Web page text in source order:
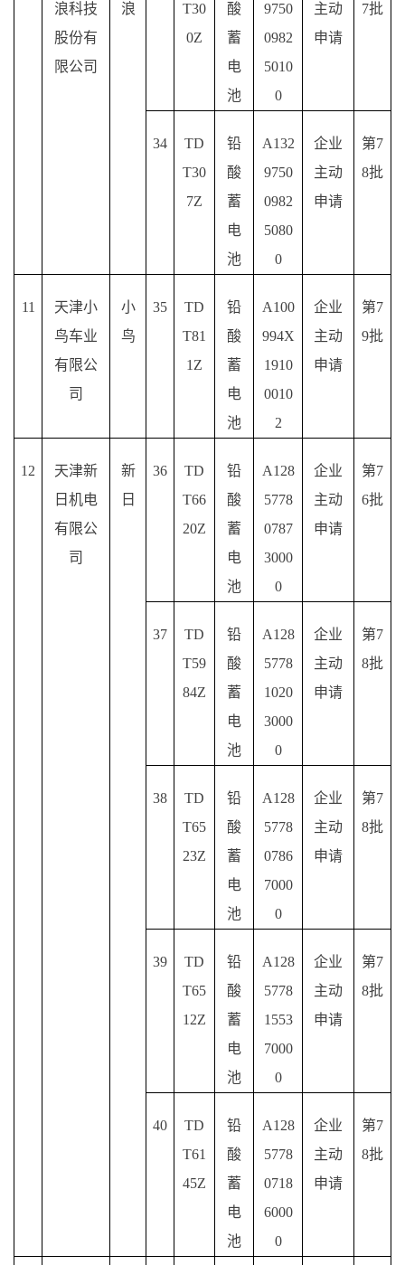
浪科技
股份有
限公司
浪
T30
0Z
酸
蓄
电
池
9750
0982
5010
0
主动
申请
7批
34
TD
T30
7Z
铅
酸
蓄
电
池
A132
9750
0982
5080
0
企业
主动
申请
第7
8批
11
天津小
鸟车业
有限公
司
小
鸟
35
TD
T81
1Z
铅
酸
蓄
电
池
A100
994X
1910
0010
2
企业
主动
申请
第7
9批
12
天津新
日机电
有限公
司
新
日
36
TD
T66
20Z
铅
酸
蓄
电
池
A128
5778
0787
3000
0
企业
主动
申请
第7
6批
37
TD
T59
84Z
铅
酸
蓄
电
池
A128
5778
1020
3000
0
企业
主动
申请
第7
8批
38
TD
T65
23Z
铅
酸
蓄
电
池
A128
5778
0786
7000
0
企业
主动
申请
第7
8批
39
TD
T65
12Z
铅
酸
蓄
电
池
A128
5778
1553
7000
0
企业
主动
申请
第7
8批
40
TD
T61
45Z
铅
酸
蓄
电
池
A128
5778
0718
6000
0
企业
主动
申请
第7
8批